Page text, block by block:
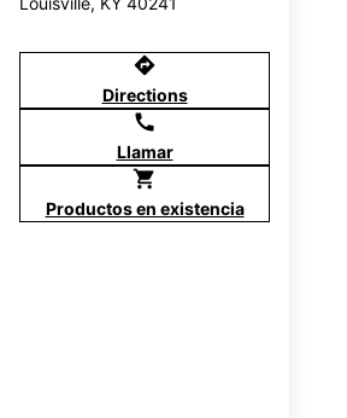
directions
Directions
call
Llamar
shopping_cart
Productos en existencia